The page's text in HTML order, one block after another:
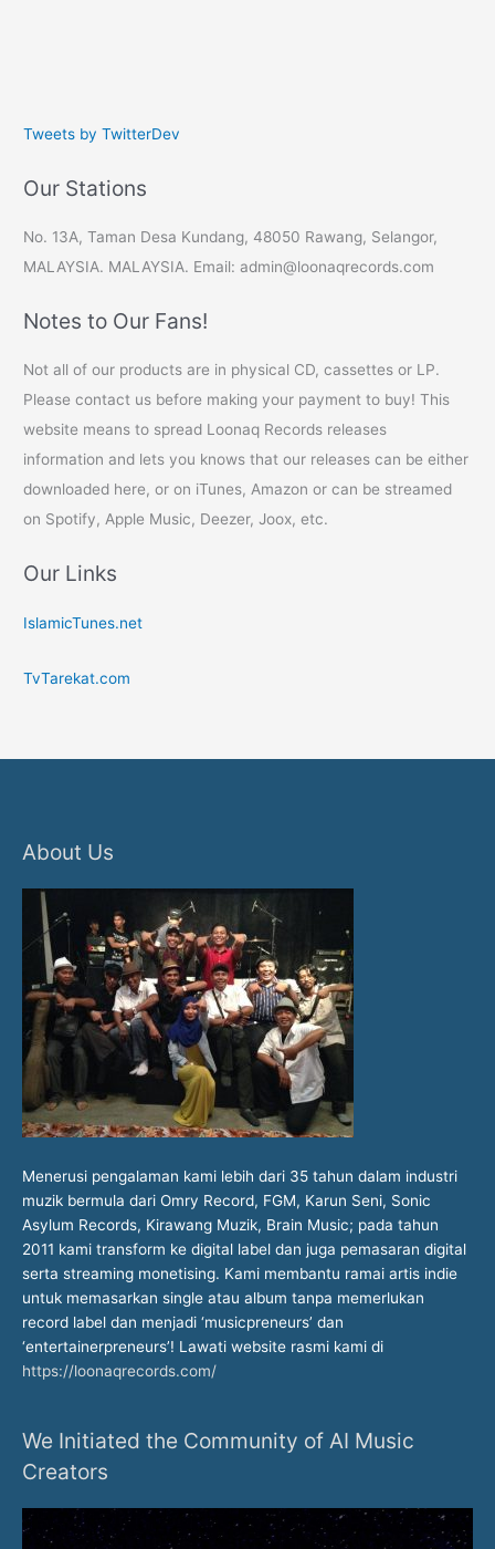
Tweets by TwitterDev
Our Stations
No. 13A, Taman Desa Kundang, 48050 Rawang, Selangor,
MALAYSIA. MALAYSIA. Email: admin@loonaqrecords.com
Notes to Our Fans!
Not all of our products are in physical CD, cassettes or LP.
Please contact us before making your payment to buy! This
website means to spread Loonaq Records releases
information and lets you knows that our releases can be either
downloaded here, or on iTunes, Amazon or can be streamed
on Spotify, Apple Music, Deezer, Joox, etc.
Our Links
IslamicTunes.net
TvTarekat.com
About Us
Menerusi pengalaman kami lebih dari 35 tahun dalam industri
muzik bermula dari Omry Record, FGM, Karun Seni, Sonic
Asylum Records, Kirawang Muzik, Brain Music; pada tahun
2011 kami transform ke digital label dan juga pemasaran digital
serta streaming monetising. Kami membantu ramai artis indie
untuk memasarkan single atau album tanpa memerlukan
record label dan menjadi ‘musicpreneurs’ dan
‘entertainerpreneurs’! Lawati website rasmi kami di
https://loonaqrecords.com/
We Initiated the Community of AI Music
Creators